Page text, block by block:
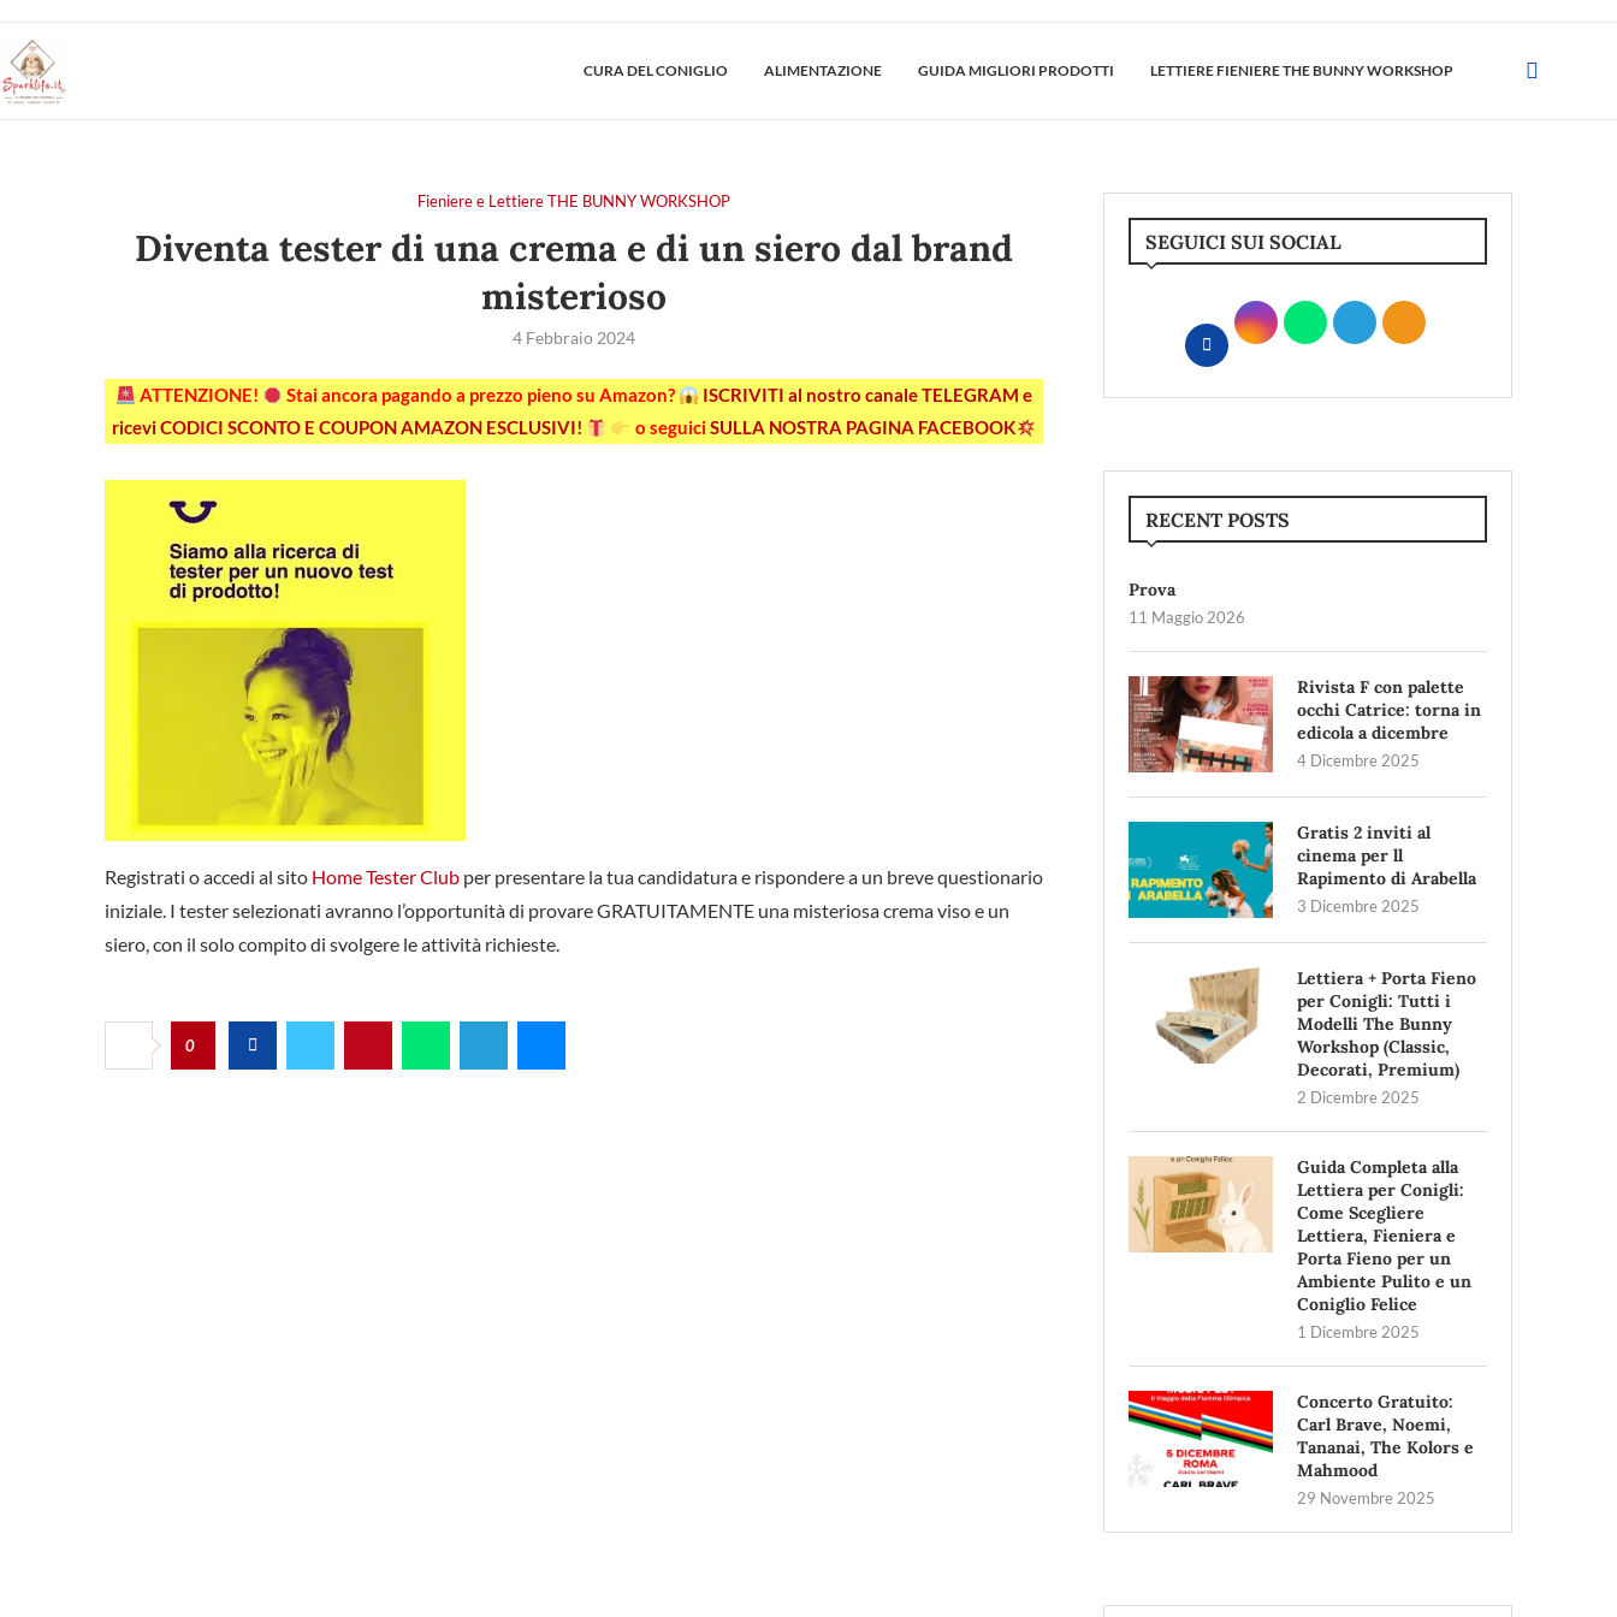
CURA DEL CONIGLIO ALIMENTAZIONE GUIDA MIGLIORI PRODOTTI LETTIERE FIENIERE THE BUNNY WORKSHOP
Fieniere e Lettiere THE BUNNY WORKSHOP
Diventa tester di una crema e di un siero dal brand
misterioso
4 Febbraio 2024
ATTENZIONE! Stai ancora pagando a prezzo pieno su Amazon?
ISCRIVITI al nostro canale TELEGRAM e
ricevi CODICI SCONTO E COUPON AMAZON ESCLUSIVI!
o seguiciSULLA NOSTRA PAGINA FACEBOOK
Registrati o accedi al sito Home Tester Club per presentare la tua candidatura e rispondere a un breve questionario
iniziale. I tester selezionati avranno l’opportunità di provare GRATUITAMENTE una misteriosa crema viso e un
siero, con il solo compito di svolgere le attività richieste.
0
SEGUICI SUI SOCIAL
RECENT POSTS
Prova
11 Maggio 2026
Rivista F con palette
occhi Catrice: torna in
edicola a dicembre
4 Dicembre 2025
Gratis 2 inviti al
cinema per ll
Rapimento di Arabella
3 Dicembre 2025
Lettiera + Porta Fieno
per Conigli: Tutti i
Modelli The Bunny
Workshop (Classic,
Decorati, Premium)
2 Dicembre 2025
Guida Completa alla
Lettiera per Conigli:
Come Scegliere
Lettiera, Fieniera e
Porta Fieno per un
Ambiente Pulito e un
Coniglio Felice
1 Dicembre 2025
Concerto Gratuito:
Carl Brave, Noemi,
Tananai, The Kolors e
Mahmood
29 Novembre 2025